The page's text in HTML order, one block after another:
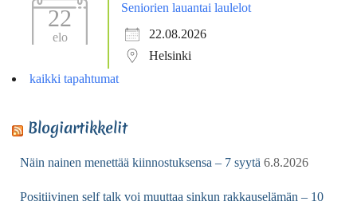
22
elo
Seniorien lauantai laulelot
22.08.2026
Helsinki
kaikki tapahtumat
Blogiartikkelit
Näin nainen menettää kiinnostuksensa – 7 syytä 6.8.2026
Positiivinen self talk voi muuttaa sinkun rakkauselämän – 10